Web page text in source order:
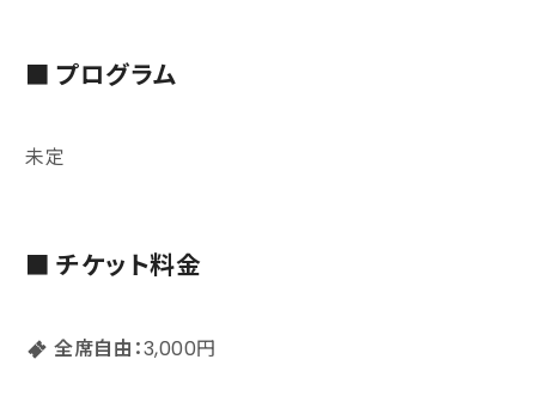
■ プログラム
未定
■ チケット料金
全席自由：3,000円